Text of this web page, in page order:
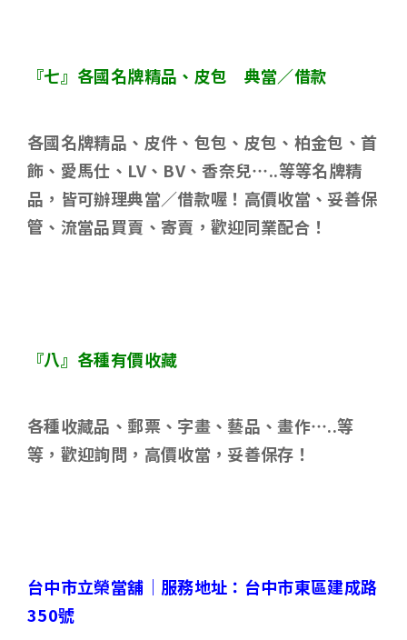
『七』各國名牌精品、皮包 典當／借款
各國名牌精品、皮件、包包、皮包、柏金包、首
飾、愛馬仕、 LV、 BV 、香奈兒…..等等名牌精
品，皆可辦理典當／借款喔！高價收當、妥善保
管、流當品買賣、寄賣，歡迎同業配合！
『八』各種有價收藏
各種收藏品、郵票、字畫、藝品、畫作…..等
等，歡迎詢問，高價收當，妥善保存！
台中市立榮當舖｜ 服務地址：台中市東區建成路
350號